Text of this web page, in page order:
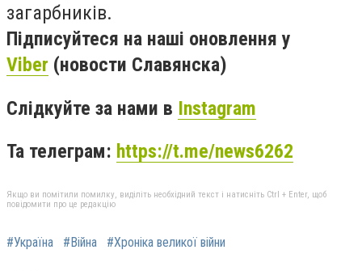
загарбників.
Підписуйтеся на наші оновлення у
Viber (новости Славянска)
Слідкуйте за нами в Instagram
Та телеграм: https://t.me/news6262
Якщо ви помітили помилку, виділіть необхідний текст і натисніть Ctrl + Enter, щоб
повідомити про це редакцію
#Україна #Війна #Хроніка великої війни